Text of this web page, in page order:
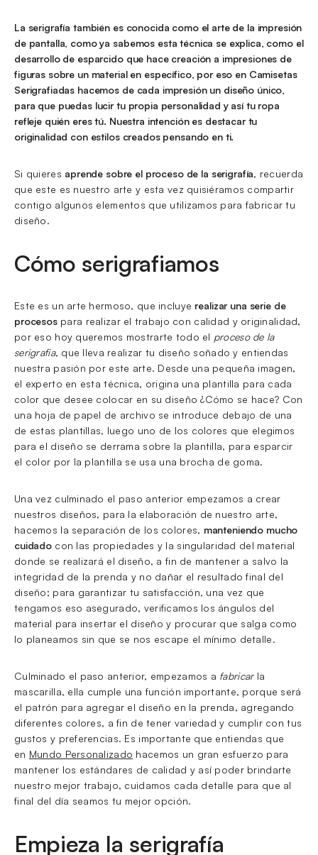
La serigrafía también es conocida como el arte de la impresión
de pantalla, como ya sabemos esta técnica se explica, como el
desarrollo de esparcido que hace creación a impresiones de
figuras sobre un material en específico, por eso en Camisetas
Serigrafiadas hacemos de cada impresión un diseño único,
para que puedas lucir tu propia personalidad y así tu ropa
refleje quién eres tú. Nuestra intención es destacar tu
originalidad con estilos creados pensando en ti.
Si quieres aprende sobre el proceso de la serigrafía, recuerda
que este es nuestro arte y esta vez quisiéramos compartir
contigo algunos elementos que utilizamos para fabricar tu
diseño.
Cómo serigrafiamos
Este es un arte hermoso, que incluye realizar una serie de
procesospara realizar el trabajo con calidad y originalidad,
por eso hoy queremos mostrarte todo el proceso de la
serigrafia, que lleva realizar tu diseño soñado y entiendas
nuestra pasión por este arte. Desde una pequeña imagen,
el experto en esta técnica, origina una plantilla para cada
color que desee colocar en su diseño ¿Cómo se hace? Con
una hoja de papel de archivo se introduce debajo de una
de estas plantillas, luego uno de los colores que elegimos
para el diseño se derrama sobre la plantilla, para esparcir
el color por la plantilla se usa una brocha de goma.
Una vez culminado el paso anterior empezamos a crear
nuestros diseños, para la elaboración de nuestro arte,
hacemos la separación de los colores, manteniendo mucho
cuidado con las propiedades y la singularidad del material
donde se realizará el diseño, a fin de mantener a salvo la
integridad de la prenda y no dañar el resultado final del
diseño; para garantizar tu satisfacción, una vez que
tengamos eso asegurado, verificamos los ángulos del
material para insertar el diseño y procurar que salga como
lo planeamos sin que se nos escape el mínimo detalle.
Culminado el paso anterior, empezamos a fabricarla
mascarilla, ella cumple una función importante, porque será
el patrón para agregar el diseño en la prenda, agregando
diferentes colores, a fin de tener variedad y cumplir con tus
gustos y preferencias. Es importante que entiendas que
en Mundo Personalizado hacemos un gran esfuerzo para
mantener los estándares de calidad y así poder brindarte
nuestro mejor trabajo, cuidamos cada detalle para que al
final del día seamos tu mejor opción.
Empieza la serigrafía